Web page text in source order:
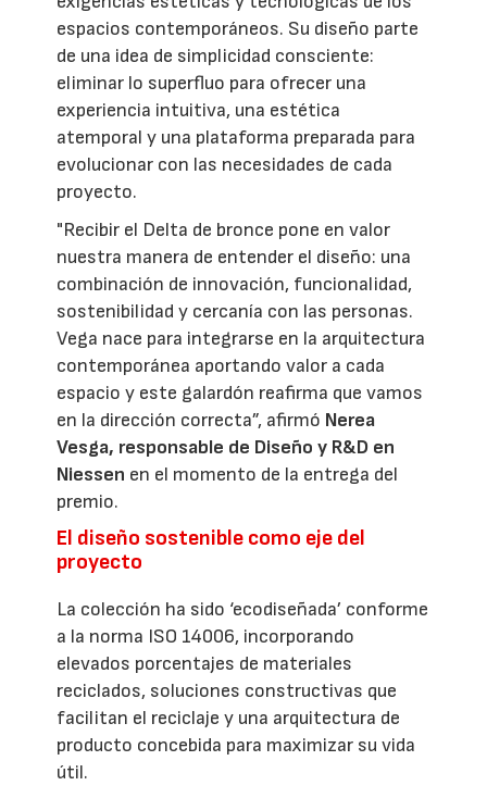
espacios contemporáneos. Su diseño parte
de una idea de simplicidad consciente:
eliminar lo superfluo para ofrecer una
experiencia intuitiva, una estética
atemporal y una plataforma preparada para
evolucionar con las necesidades de cada
proyecto.
"Recibir el Delta de bronce pone en valor
nuestra manera de entender el diseño: una
combinación de innovación, funcionalidad,
sostenibilidad y cercanía con las personas.
Vega nace para integrarse en la arquitectura
contemporánea aportando valor a cada
espacio y este galardón reafirma que vamos
en la dirección correcta”, afirmó Nerea
Vesga, responsable de Diseño y R&D en
Niessen en el momento de la entrega del
premio.
El diseño sostenible como eje del
proyecto
La colección ha sido ‘ecodiseñada’ conforme
a la norma ISO 14006, incorporando
elevados porcentajes de materiales
reciclados, soluciones constructivas que
facilitan el reciclaje y una arquitectura de
producto concebida para maximizar su vida
útil.